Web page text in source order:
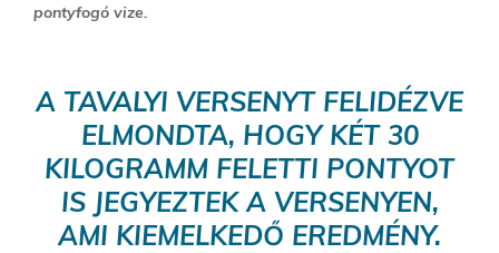
pontyfogó vize.
A TAVALYI VERSENYT FELIDÉZVE
ELMONDTA, HOGY KÉT 30
KILOGRAMM FELETTI PONTYOT
IS JEGYEZTEK A VERSENYEN,
AMI KIEMELKEDŐ EREDMÉNY.